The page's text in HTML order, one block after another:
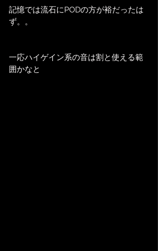
記憶では流石にPODの方が裕だったは
ず。。
一応ハイゲイン系の音は割と使える範
囲かなと